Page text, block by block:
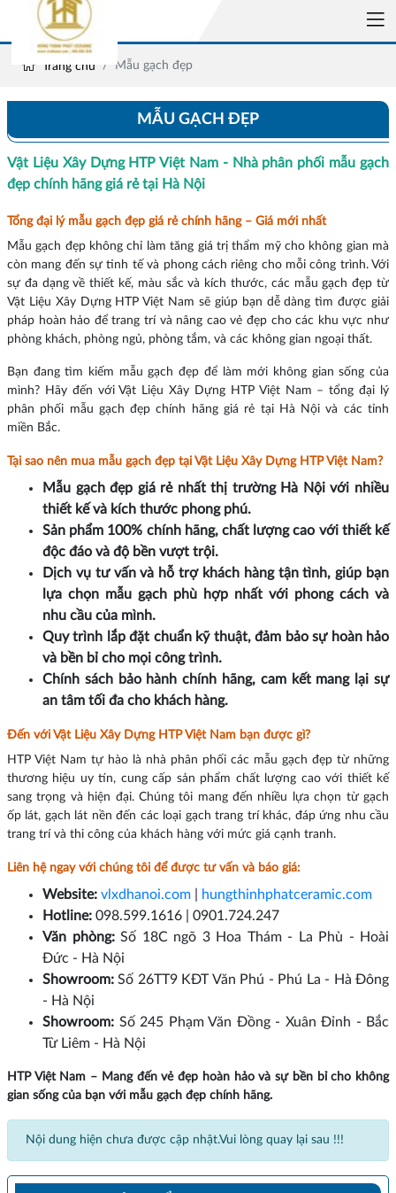
Trang chủ Mẫu gạch đẹp
MẪU GẠCH ĐẸP
Vật Liệu Xây Dựng HTP Việt Nam - Nhà phân phối mẫu gạch
đẹp chính hãng giá rẻ tại Hà Nội
Tổng đại lý mẫu gạch đẹp giá rẻ chính hãng – Giá mới nhất
Mẫu gạch đẹp không chỉ làm tăng giá trị thẩm mỹ cho không gian mà
còn mang đến sự tinh tế và phong cách riêng cho mỗi công trình. Với
sự đa dạng về thiết kế, màu sắc và kích thước, các mẫu gạch đẹp từ
Vật Liệu Xây Dựng HTP Việt Nam sẽ giúp bạn dễ dàng tìm được giải
pháp hoàn hảo để trang trí và nâng cao vẻ đẹp cho các khu vực như
phòng khách, phòng ngủ, phòng tắm, và các không gian ngoại thất.
Bạn đang tìm kiếm mẫu gạch đẹp để làm mới không gian sống của
mình? Hãy đến với Vật Liệu Xây Dựng HTP Việt Nam – tổng đại lý
phân phối mẫu gạch đẹp chính hãng giá rẻ tại Hà Nội và các tỉnh
miền Bắc.
Tại sao nên mua mẫu gạch đẹp tại Vật Liệu Xây Dựng HTP Việt Nam?
Mẫu gạch đẹp giá rẻ nhất thị trường Hà Nội với nhiều
thiết kế và kích thước phong phú.
Sản phẩm 100% chính hãng, chất lượng cao với thiết kế
độc đáo và độ bền vượt trội.
Dịch vụ tư vấn và hỗ trợ khách hàng tận tình, giúp bạn
lựa chọn mẫu gạch phù hợp nhất với phong cách và
nhu cầu của mình.
Quy trình lắp đặt chuẩn kỹ thuật, đảm bảo sự hoàn hảo
và bền bỉ cho mọi công trình.
Chính sách bảo hành chính hãng, cam kết mang lại sự
an tâm tối đa cho khách hàng.
Đến với Vật Liệu Xây Dựng HTP Việt Nam bạn được gì?
HTP Việt Nam tự hào là nhà phân phối các mẫu gạch đẹp từ những
thương hiệu uy tín, cung cấp sản phẩm chất lượng cao với thiết kế
sang trọng và hiện đại. Chúng tôi mang đến nhiều lựa chọn từ gạch
ốp lát, gạch lát nền đến các loại gạch trang trí khác, đáp ứng nhu cầu
trang trí và thi công của khách hàng với mức giá cạnh tranh.
Liên hệ ngay với chúng tôi để được tư vấn và báo giá:
Website: vlxdhanoi.com
hungthinhphatceramic.com
Hotline: 098.599.1616 | 0901.724.247
Văn phòng:Số 18C ngõ 3 Hoa Thám - La Phù - Hoài
Đức - Hà Nội
Showroom: Số 26TT9 KĐT Văn Phú - Phú La - Hà Đông
- Hà Nội
Showroom: Số 245 Phạm Văn Đồng - Xuân Đỉnh - Bắc
Từ Liêm - Hà Nội
HTP Việt Nam – Mang đến vẻ đẹp hoàn hảo và sự bền bỉ cho không
gian sống của bạn với mẫu gạch đẹp chính hãng.
Nội dung hiện chưa được cập nhật.Vui lòng quay lại sau !!!